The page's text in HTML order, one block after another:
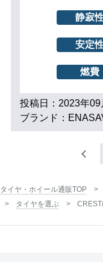
静寂
安定
燃費
投稿日：2023年09
ブランド：
タイヤ・ホイール通販TOP
タイヤを選ぶ